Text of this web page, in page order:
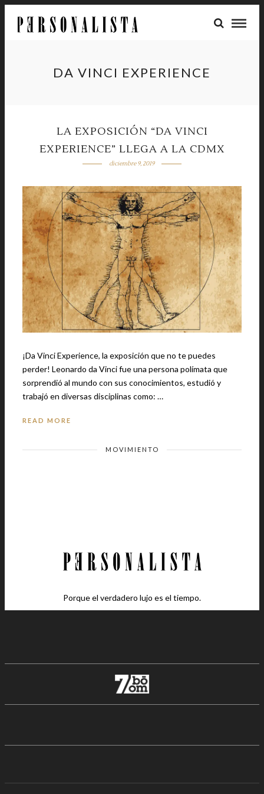
DA VINCI EXPERIENCE
LA EXPOSICIÓN “DA VINCI
EXPERIENCE” LLEGA A LA CDMX
diciembre 9, 2019
¡Da Vinci Experience, la exposición que no te puedes
perder! Leonardo da Vinci fue una persona polímata que
sorprendió al mundo con sus conocimientos, estudió y
trabajó en diversas disciplinas como: …
READ MORE
MOVIMIENTO
Porque el verdadero lujo es el tiempo.